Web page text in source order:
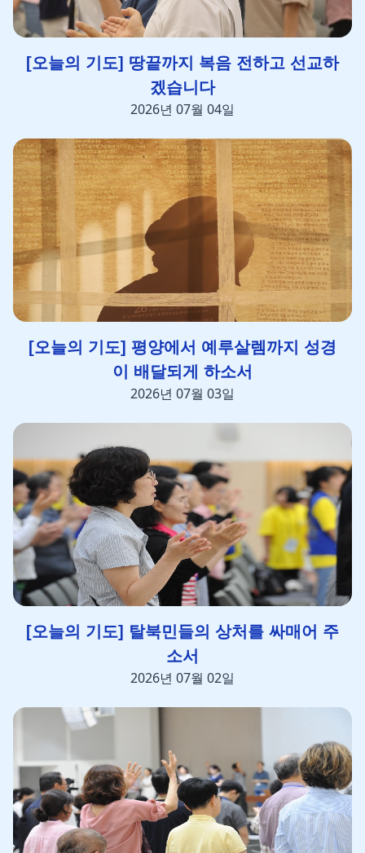
[오늘의 기도] 땅끝까지 복음 전하고 선교하
겠습니다
2026년 07월 04일
[오늘의 기도] 평양에서 예루살렘까지 성경
이 배달되게 하소서
2026년 07월 03일
[오늘의 기도] 탈북민들의 상처를 싸매어 주
소서
2026년 07월 02일